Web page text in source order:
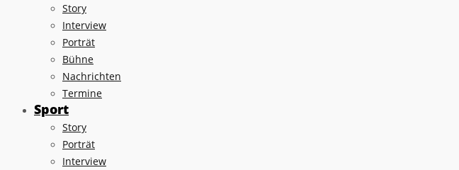
Story
Interview
Porträt
Bühne
Nachrichten
Termine
Sport
Story
Porträt
Interview